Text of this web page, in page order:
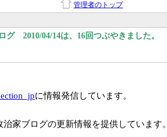
管理者のトップ
グ 2010/04/14は、16回つぶやきました。
に情報発信しています。
家ブログの更新情報を提供しています。